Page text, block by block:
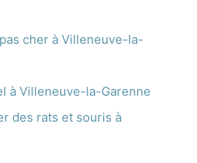
cher à Villeneuve-la-
à Villeneuve-la-Garenne
des rats et souris à